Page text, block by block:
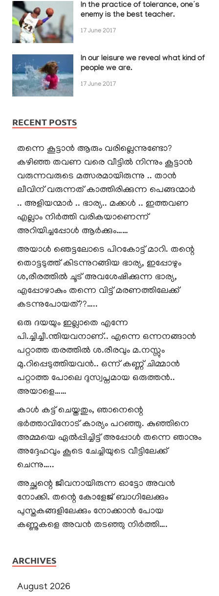
In the practice of tolerance, one’s
enemy is the best teacher.
17 June 2017
In our leisure we reveal what kind of
people we are.
17 June 2017
RECENT POSTS
തന്നെ കൂട്ടാൻ ആരും വരില്ലെന്നുണ്ടോ?
കഴിഞ്ഞ തവണ വരെ വീട്ടിൽ നിന്നും കൂട്ടാൻ
വരുന്നവരുടെ മത്സരമായിരുന്നു .. താൻ
ലീവിന് വരുന്നത് കാത്തിരിക്കുന്ന പെങ്ങന്മാർ
.. അളിയന്മാർ .. ഭാര്യ.. മക്കൾ .. ഇത്തവണ
എല്ലാം നിർത്തി വരികയാണെന്ന്
അറിയിച്ചപ്പോൾ ആർക്കും……
അയാൾ ഞെട്ടലോടെ പിറകോട്ട് മാറി. തന്റെ
തൊട്ടടുത്ത് കിടന്നുറങ്ങിയ ഭാര്യ, ഇപ്പോഴും
ശ,രീരത്തിൽ ചൂട് അവശേഷിക്കുന്ന ഭാര്യ,
എപ്പോഴാകും തന്നെ വിട്ട് മരണത്തിലേക്ക്
കടന്നുപോയത്??…..
ഒരു ദയയും ഇല്ലാതെ എന്നേ
പി.ച്ചിച്ചീ.ന്തിയവനാണ്.. എന്നെ ഒന്നനങ്ങാൻ
പറ്റാത്ത തരത്തിൽ ശ.രീരവും മ.നസ്സും
മു.റിപ്പെടുത്തിയവൻ.. ഒന്ന് കണ്ണ് ചിമ്മാൻ
പറ്റാത്ത പോലെ ദുസ്വപ്നമായ ഒരുത്തൻ..
അയാളെ……
കാൾ കട്ട് ചെയ്തതും, ഞാനെന്റെ
ഭർത്താവിനോട് കാര്യം പറഞ്ഞു. കുഞ്ഞിനെ
അമ്മയെ ഏൽപ്പിച്ചിട്ട് അപ്പോൾ തന്നെ ഞാനും
അദ്ദേഹവും കൂടെ ചേച്ചിയുടെ വീട്ടിലേക്ക്
ചെന്നു…..
അച്ഛന്റെ ജീവനായിരുന്ന ഓട്ടോ അവൻ
നോക്കി. തന്റെ കോളേജ് ബാഗിലേക്കും
പുസ്തകങ്ങളിലേക്കും നോക്കാൻ പോയ
കണ്ണുകളെ അവൻ തടഞ്ഞു നിർത്തി….
ARCHIVES
August 2026